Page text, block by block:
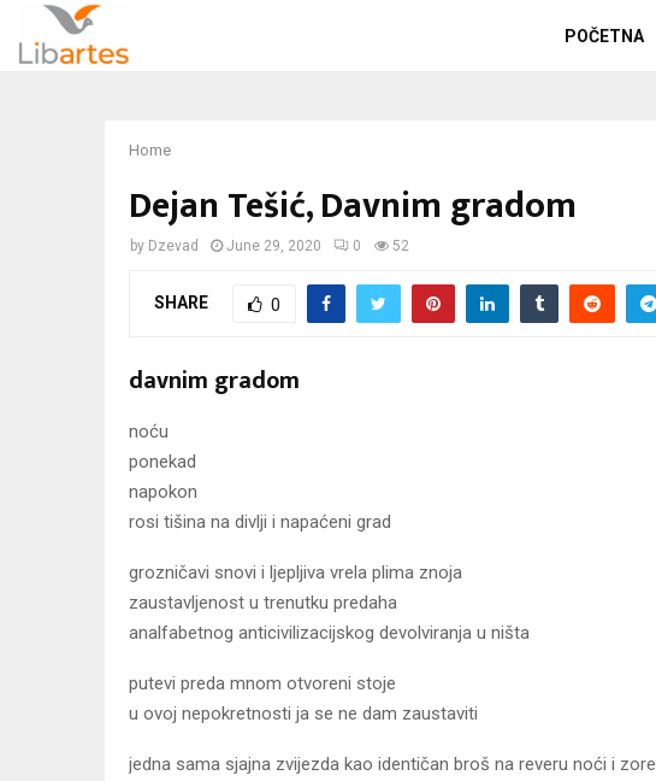
POČETNA
Home
Dejan Tešić, Davnim gradom
by Dzevad June 29, 2020 0 52
SHARE 0
davnim gradom
noću
ponekad
napokon
rosi tišina na divlji i napaćeni grad
grozničavi snovi i ljepljiva vrela plima znoja
zaustavljenost u trenutku predaha
analfabetnog anticivilizacijskog devolviranja u ništa
putevi preda mnom otvoreni stoje
u ovoj nepokretnosti ja se ne dam zaustaviti
jedna sama sjajna zvijezda kao identičan broš na reveru noći i zore